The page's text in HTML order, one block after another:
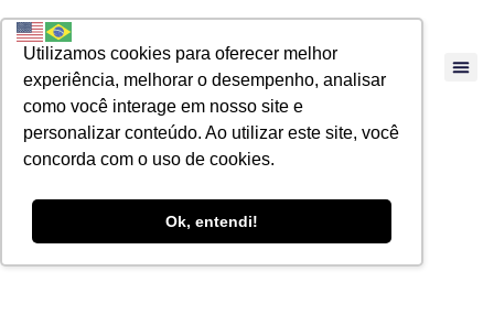
Utilizamos cookies para oferecer melhor
experiência, melhorar o desempenho, analisar
como você interage em nosso site e
personalizar conteúdo. Ao utilizar este site, você
concorda com o uso de cookies.
Ok, entendi!